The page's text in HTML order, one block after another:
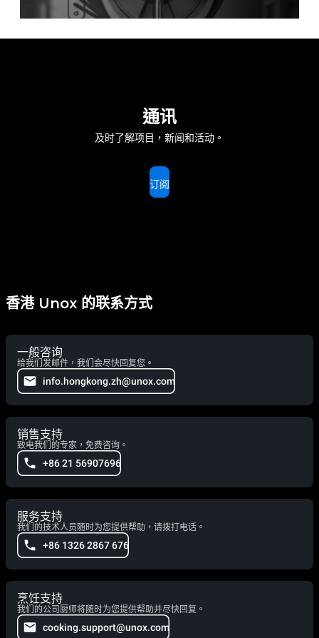
通讯
及时了解项目，新闻和活动。
订阅
香港 Unox 的联系方式
一般咨询
给我们发邮件，我们会尽快回复您。
info.hongkong.zh@unox.com
销售支持
致电我们的专家，免费咨询。
+86 21 56907696
服务支持
我们的技术人员随时为您提供帮助，请拨打电话。
+86 1326 2867 676
烹饪支持
我们的公司厨师将随时为您提供帮助并尽快回复。
cooking.support@unox.com